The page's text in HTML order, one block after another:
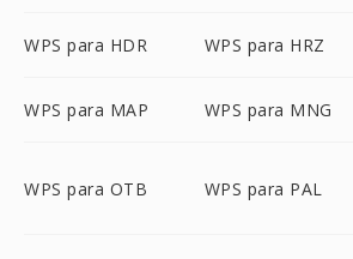
WPS para HDR WPS para HRZ
WPS para MAP WPS para MNG
WPS para OTB WPS para PAL